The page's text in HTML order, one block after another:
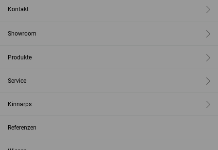
Kontakt
Showroom
Produkte
Service
Kinnarps
Referenzen